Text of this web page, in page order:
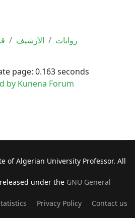
الأرشيف روايات
page: 0.163 seconds
by Kunena Forum
of Algerian University Professor. All
under the GNU General
Privacy Policy Contact us